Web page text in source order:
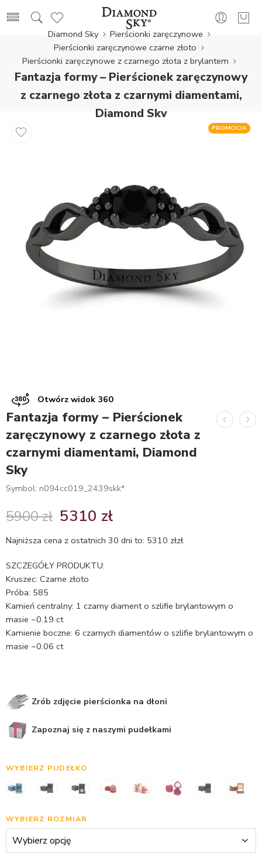
Diamond Sky
Pierścionki zaręczynowe
Pierścionki zaręczynowe czarne złoto
Pierścionki zaręczynowe z czarnego złota z brylantem
Fantazja formy – Pierścionek zaręczynowy
z czarnego złota z czarnymi diamentami,
Diamond Sky
PROMOCJA
Otwórz widok 360
Fantazja formy – Pierścionek
zaręczynowy z czarnego złota z
czarnymi diamentami, Diamond
Sky
Symbol: n094cc019_2439skk*
5900zł 5310 zł
Najniższa cena z ostatnich 30 dni to: 5310 złzł
SZCZEGÓŁY PRODUKTU:
Kruszec: Czarne złoto
Próba: 585
Kamień centralny: 1 czarny diament o szlifie brylantowym o
masie ~0.19 ct
Kamienie boczne: 6 czarnych diamentów o szlifie brylantowym o
masie ~0.06 ct
Zrób zdjęcie pierścionka na dłoni
Zapoznaj się z naszymi pudełkami
WYBIERZ PUDEŁKO
WYBIERZ ROZMIAR